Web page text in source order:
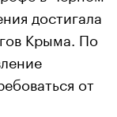
достигала
Крыма. По
от